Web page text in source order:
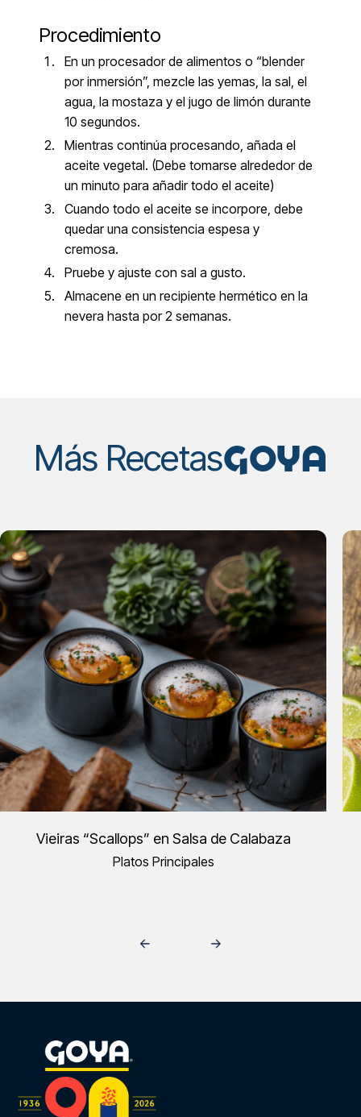
Procedimiento
En un procesador de alimentos o “blender
por inmersión”, mezcle las yemas, la sal, el
agua, la mostaza y el jugo de limón durante
10 segundos.
Mientras continúa procesando, añada el
aceite vegetal. (Debe tomarse alrededor de
un minuto para añadir todo el aceite)
Cuando todo el aceite se incorpore, debe
quedar una consistencia espesa y
cremosa.
Pruebe y ajuste con sal a gusto.
Almacene en un recipiente hermético en la
nevera hasta por 2 semanas.
Más RecetasGOYA
Vieiras “Scallops” en Salsa de Calabaza
Platos Principales